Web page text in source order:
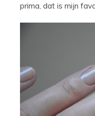
prima, dat is mijn